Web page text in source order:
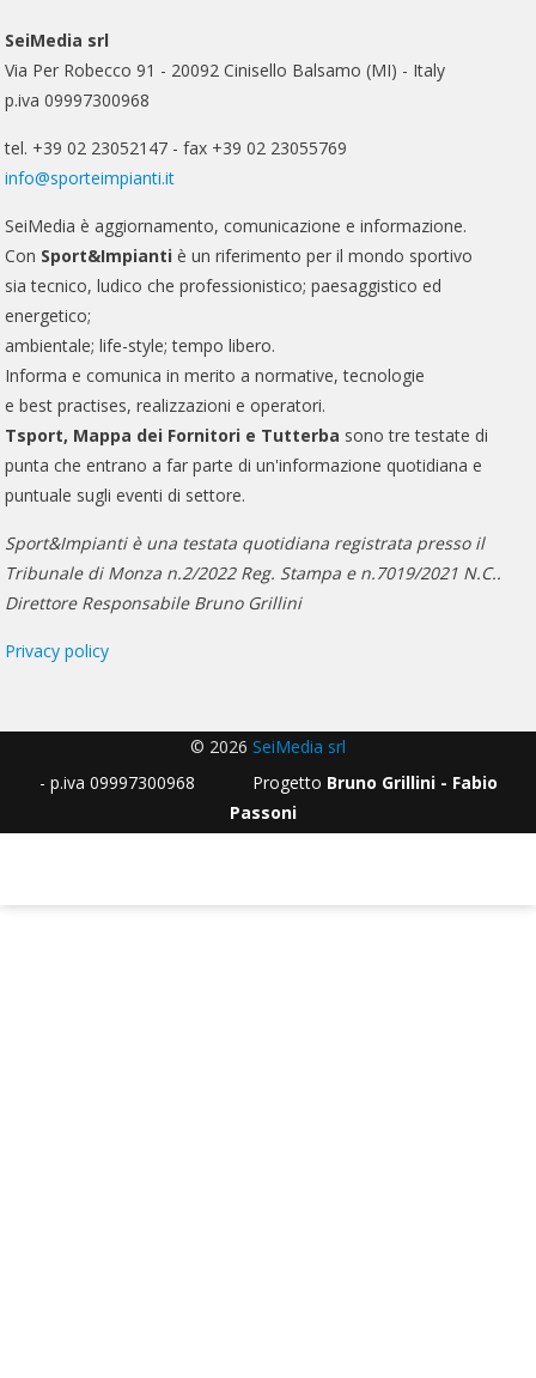
SeiMedia srl
Via Per Robecco 91 - 20092 Cinisello Balsamo (MI) - Italy
p.iva 09997300968
tel. +39 02 23052147 - fax +39 02 23055769
info@sporteimpianti.it
SeiMedia è aggiornamento, comunicazione e informazione.
Con Sport&Impianti è un riferimento per il mondo sportivo
sia tecnico, ludico che professionistico; paesaggistico ed
energetico;
ambientale; life-style; tempo libero.
Informa e comunica in merito a normative, tecnologie
e best practises, realizzazioni e operatori.
Tsport, Mappa dei Fornitori e Tutterba sono tre testate di
punta che entrano a far parte di un'informazione quotidiana e
puntuale sugli eventi di settore.
Sport&Impianti è una testata quotidiana registrata presso il
Tribunale di Monza n.2/2022 Reg. Stampa e n.7019/2021 N.C..
Direttore Responsabile Bruno Grillini
Privacy policy
© 2026 SeiMedia srl
- p.iva 09997300968 Progetto Bruno Grillini - Fabio
Passoni